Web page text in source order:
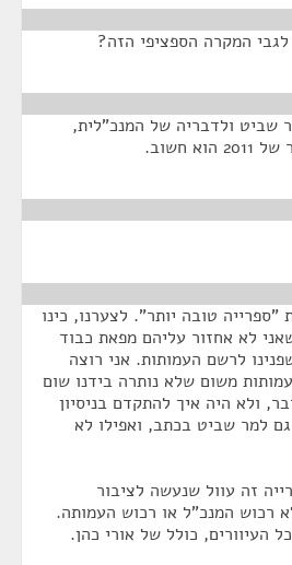
המקרה הספציפי הזה?
שביט ולדבריה של המנכ"לית,
חשוב.
"ספרייה טובה יותר". לצערנו, כינו
שאני לא אחזור עליהם מפאת כבוד
לרשם העמותות. אני רוצה
משום שלא נותרה בידנו שום
ולא היה איך להתקדם בניסיון
למר שביט בכתב, ואפילו לא
זה עוול שנעשה לציבור
רכוש המנכ"ל או רכוש העמותה.
העיוורים, כולל של אורי כהן.